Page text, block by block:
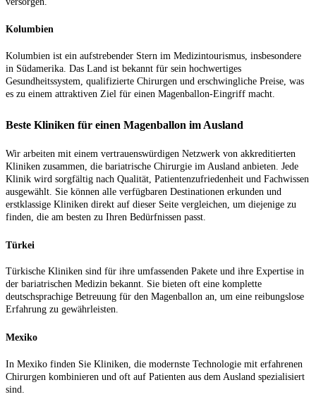
Kolumbien
Kolumbien ist ein aufstrebender Stern im Medizintourismus, insbesondere
in Südamerika. Das Land ist bekannt für sein hochwertiges
Gesundheitssystem, qualifizierte Chirurgen und erschwingliche Preise, was
es zu einem attraktiven Ziel für einen Magenballon-Eingriff macht.
Beste Kliniken für einen Magenballon im Ausland
Wir arbeiten mit einem vertrauenswürdigen Netzwerk von akkreditierten
Kliniken zusammen, die bariatrische Chirurgie im Ausland anbieten. Jede
Klinik wird sorgfältig nach Qualität, Patientenzufriedenheit und Fachwissen
ausgewählt. Sie können alle verfügbaren Destinationen erkunden und
erstklassige Kliniken direkt auf dieser Seite vergleichen, um diejenige zu
finden, die am besten zu Ihren Bedürfnissen passt.
Türkei
Türkische Kliniken sind für ihre umfassenden Pakete und ihre Expertise in
der bariatrischen Medizin bekannt. Sie bieten oft eine komplette
deutschsprachige Betreuung für den Magenballon an, um eine reibungslose
Erfahrung zu gewährleisten.
Mexiko
In Mexiko finden Sie Kliniken, die modernste Technologie mit erfahrenen
Chirurgen kombinieren und oft auf Patienten aus dem Ausland spezialisiert
sind.